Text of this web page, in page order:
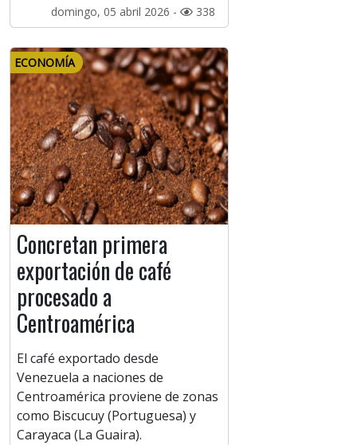
domingo, 05 abril 2026 - 338
ECONOMÍA
Concretan primera
exportación de café
procesado a
Centroamérica
El café exportado desde
Venezuela a naciones de
Centroamérica proviene de zonas
como Biscucuy (Portuguesa) y
Carayaca (La Guaira).